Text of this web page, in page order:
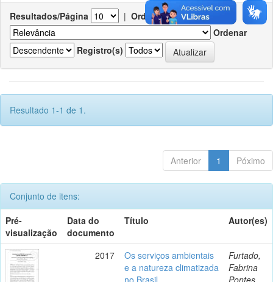
Resultados/Página | Ordenar registros por
Ordenar
Registro(s)
Resultado 1-1 de 1.
Anterior 1 Póximo
Conjunto de itens:
Pré-
visualização
Data do
documento
Título Autor(es)
2017
Os serviços ambientais
e a natureza climatizada
no Brasil
Furtado,
Fabrina
Pontes